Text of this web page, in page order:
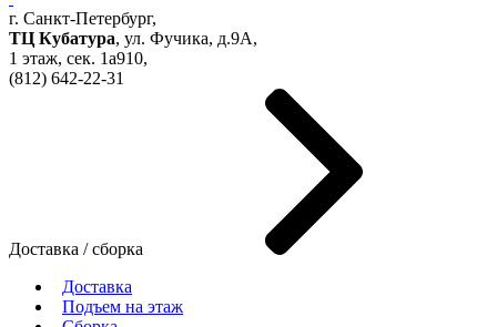
г. Санкт-Петербург,
ТЦ Кубатура, ул. Фучика, д.9А,
1 этаж, сек. 1a910,
(812) 642-22-31
Доставка / сборка
Доставка
Подъем на этаж